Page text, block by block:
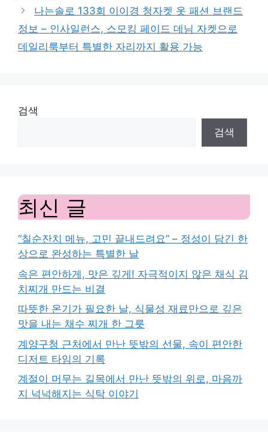
나는솔로 133회 이이경 청자켓 옷 패션 브랜드
정보 – 인사일런스, 스모킹 페이드 데님 자켓으로
데일리룩부터 특별한 자리까지 활용 가능
검색
검색
최신 글
“칠순잔치 메뉴, 고민 끝내드려요” – 정성이 담긴 한
상으로 완성하는 특별한 날
속은 편안하게, 맛은 깊게! 자극적이지 않은 채식 김
치찌개 만드는 비결
따뜻한 온기가 필요한 날, 식물성 재료만으로 깊은
맛을 내는 채수 찌개 한 그릇
계양구청 근처에서 만난 뜻밖의 선물, 속이 편안한
디저트 타임의 기록
계절이 머무는 길목에서 만난 뜻밖의 위로, 마음까
지 넉넉해지는 식탁 이야기